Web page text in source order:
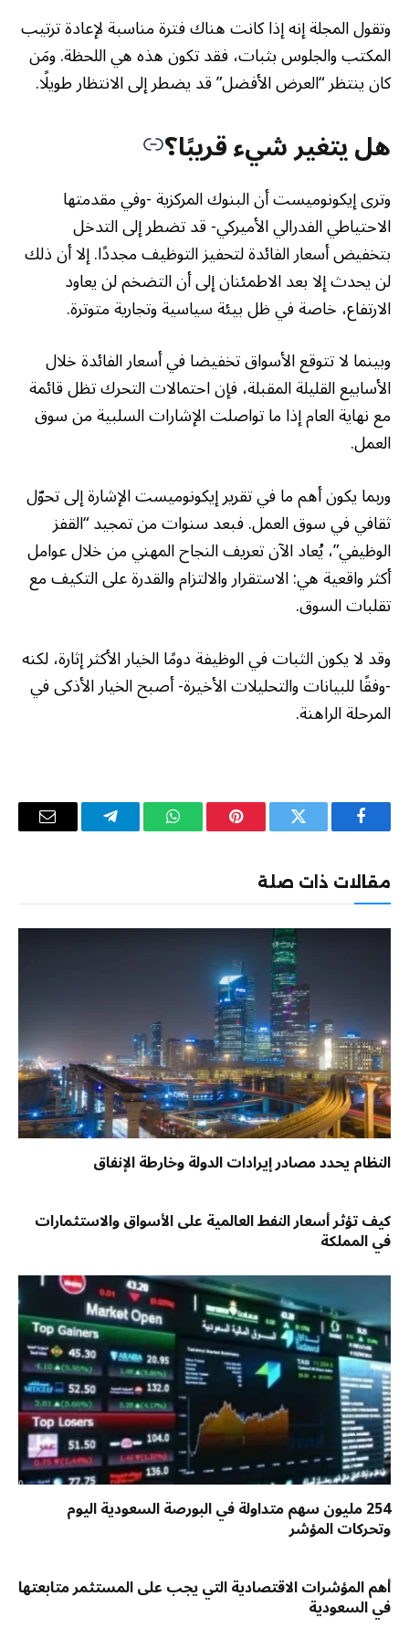
وتقول المجلة إنه إذا كانت هناك فترة مناسبة لإعادة ترتيب
المكتب والجلوس بثبات، فقد تكون هذه هي اللحظة. ومَن
كان ينتظر “العرض الأفضل” قد يضطر إلى الانتظار طويلًا.
هل يتغير شيء قريبًا؟
وترى إيكونوميست أن البنوك المركزية -وفي مقدمتها
الاحتياطي الفدرالي الأميركي- قد تضطر إلى التدخل
بتخفيض أسعار الفائدة لتحفيز التوظيف مجددًا. إلا أن ذلك
لن يحدث إلا بعد الاطمئنان إلى أن التضخم لن يعاود
الارتفاع، خاصة في ظل بيئة سياسية وتجارية متوترة.
وبينما لا تتوقع الأسواق تخفيضا في أسعار الفائدة خلال
الأسابيع القليلة المقبلة، فإن احتمالات التحرك تظل قائمة
مع نهاية العام إذا ما تواصلت الإشارات السلبية من سوق
العمل.
وربما يكون أهم ما في تقرير إيكونوميست الإشارة إلى تحوّل
ثقافي في سوق العمل. فبعد سنوات من تمجيد “القفز
الوظيفي”، يُعاد الآن تعريف النجاح المهني من خلال عوامل
أكثر واقعية هي: الاستقرار والالتزام والقدرة على التكيف مع
تقلبات السوق.
وقد لا يكون الثبات في الوظيفة دومًا الخيار الأكثر إثارة، لكنه
-وفقًا للبيانات والتحليلات الأخيرة- أصبح الخيار الأذكى في
المرحلة الراهنة.
فيسبوك تويتر بينتيريستواتساب تيلقرام
البريد
مقالات ذات صلة
النظام يحدد مصادر إيرادات الدولة وخارطة الإنفاق
كيف تؤثر أسعار النفط العالمية على الأسواق والاستثمارات
في المملكة
254 مليون سهم متداولة في البورصة السعودية اليوم
وتحركات المؤشر
أهم المؤشرات الاقتصادية التي يجب على المستثمر متابعتها
في السعودية